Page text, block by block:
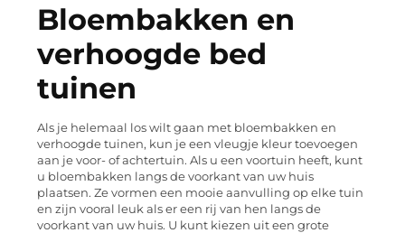
Bloembakken en
verhoogde bed
tuinen
Als je helemaal los wilt gaan met bloembakken en
verhoogde tuinen, kun je een vleugje kleur toevoegen
aan je voor- of achtertuin. Als u een voortuin heeft, kunt
u bloembakken langs de voorkant van uw huis
plaatsen. Ze vormen een mooie aanvulling op elke tuin
en zijn vooral leuk als er een rij van hen langs de
voorkant van uw huis. U kunt kiezen uit een grote